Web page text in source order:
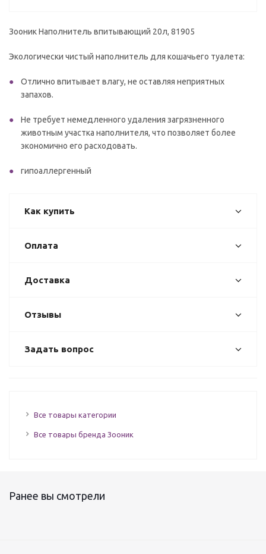
Зооник Наполнитель впитывающий 20л, 81905
Экологически чистый наполнитель для кошачьего туалета:
Отлично впитывает влагу, не оставляя неприятных
запахов.
Не требует немедленного удаления загрязненного
животным участка наполнителя, что позволяет более
экономично его расходовать.
гипоаллергенный
Как купить
Оплата
Доставка
Отзывы
Задать вопрос
Все товары категории
Все товары бренда Зооник
Ранее вы смотрели